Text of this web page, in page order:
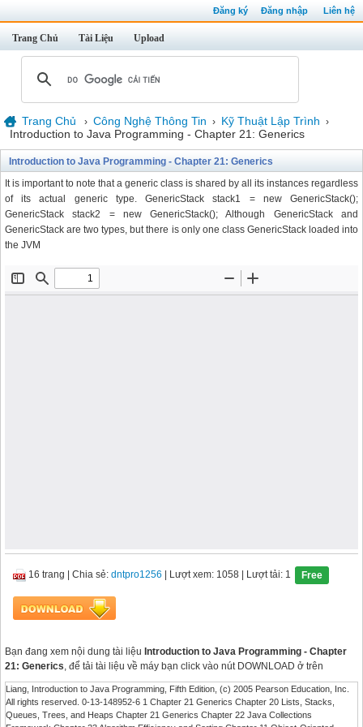
Đăng ký Đăng nhập Liên hệ
Trang Chủ Tài Liệu Upload
Trang Chủ › Công Nghệ Thông Tin › Kỹ Thuật Lập Trình ›
Introduction to Java Programming - Chapter 21: Generics
Introduction to Java Programming - Chapter 21: Generics
It is important to note that a generic class is shared by all its instances regardless
of its actual generic type. GenericStack stack1 = new GenericStack();
GenericStack stack2 = new GenericStack(); Although GenericStackand
GenericStack are two types, but there is only one class GenericStack loaded into
the JVM
16 trang Chia sẻ: dntpro1256 | Lượt xem: 1058 | Lượt tải: 1 Free
Bạn đang xem nội dung tài liệu Introduction to Java Programming - Chapter
21: Generics, để tải tài liệu về máy bạn click vào nút DOWNLOAD ở trên
Liang, Introduction to Java Programming, Fifth Edition, (c) 2005 Pearson Education, Inc.
All rights reserved. 0-13-148952-6 1 Chapter 21 Generics Chapter 20 Lists, Stacks,
Queues, Trees, and Heaps Chapter 21 Generics Chapter 22 Java Collections